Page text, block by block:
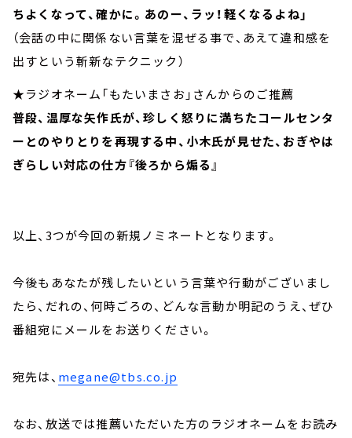
ちよくなって、確かに。あのー、ラッ！軽くなるよね」
（会話の中に関係ない言葉を混ぜる事で、あえて違和感を
出すという斬新なテクニック）
★ラジオネーム「もたいまさお」さんからのご推薦
普段、温厚な矢作氏が、珍しく怒りに満ちたコールセンタ
ーとのやりとりを再現する中、小木氏が見せた、おぎやは
ぎらしい対応の仕方『後ろから煽る』
以上、3つが今回の新規ノミネートとなります。
今後もあなたが残したいという言葉や行動がございまし
たら、だれの、何時ごろの、どんな言動か明記のうえ、ぜひ
番組宛にメールをお送りください。
宛先は、 megane@tbs.co.jp
なお、放送では推薦いただいた方のラジオネームをお読み